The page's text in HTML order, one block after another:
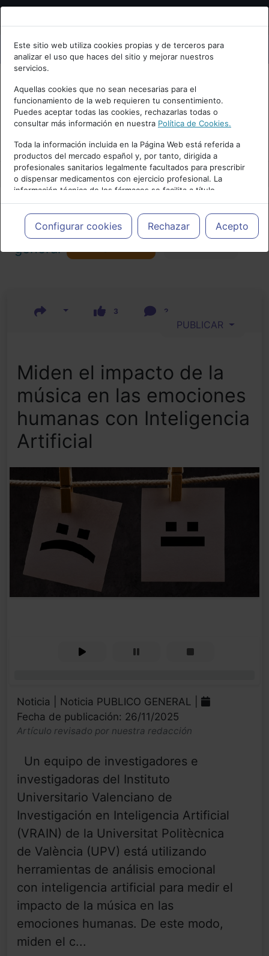
Bienvenid@ a psiquiatria.com
Escribe tu Email
Accede o regístrate con tu email.
Cancelar
Este sitio web utiliza cookies propias y de terceros para
analizar el uso que haces del sitio y mejorar nuestros
servicios.
Aquellas cookies que no sean necesarias para el
funcionamiento de la web requieren tu consentimiento.
Puedes aceptar todas las cookies, rechazarlas todas o
consultar más información en nuestra Política de Cookies.
Toda la información incluida en la Página Web está referida a
productos del mercado español y, por tanto, dirigida a
profesionales sanitarios legalmente facultados para prescribir
o dispensar medicamentos con ejercicio profesional. La
información técnica de los fármacos se facilita a título
meramente informativo, siendo responsabilidad de los
profesionales facultados prescribir medicamentos y decidir, en
cada caso concreto, el tratamiento más adecuado a las
necesidades del paciente.
Configurar cookies Rechazar Acepto
Actualidad y Artículos|Psiquiatría
general
3 2
PUBLICAR
Miden el impacto de la
música en las emociones
humanas con Inteligencia
Artificial
Noticia | Noticia PUBLICO GENERAL |
Fecha de publicación: 26/11/2025
Artículo revisado por nuestra redacción
Un equipo de investigadores e
investigadoras del Instituto
Universitario Valenciano de
Investigación en Inteligencia Artificial
(VRAIN) de la Universitat Politècnica
de València (UPV) está utilizando
herramientas de análisis emocional
con inteligencia artificial para medir el
impacto de la música en las
emociones humanas. De este modo,
miden el c...